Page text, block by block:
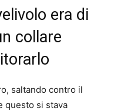
era di
collare
saltando contro il
questo si stava